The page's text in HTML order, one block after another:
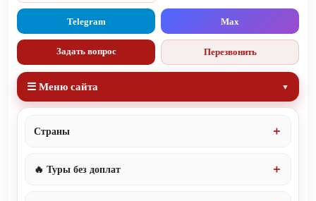
Telegram Max
Задать вопрос Перезвонить
☰ Меню сайта
Страны
🔥 Туры без доплат